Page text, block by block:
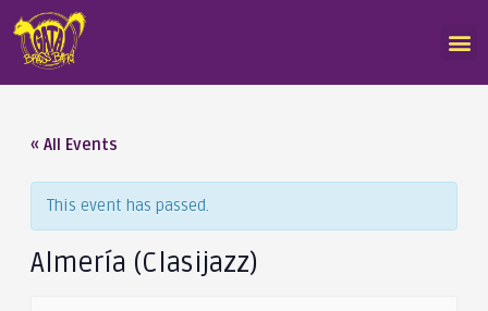
« All Events
This event has passed.
Almería (Clasijazz)